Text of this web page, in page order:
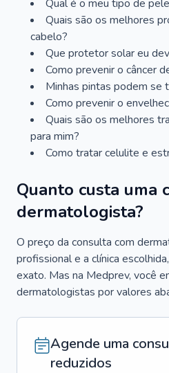
Qual é o meu tipo de
Quais são os melhores
cabelo?
Que protetor solar eu
Como prevenir o câncer
Minhas pintas podem se
Como prevenir o
Quais são os melhores
para mim?
Como tratar celulite e
Quanto custa uma
dermatologista?
O preço da consulta com
profissional e a clínica
exato. Mas na Medprev, você
dermatologistas por valores
Agende uma
reduzidos